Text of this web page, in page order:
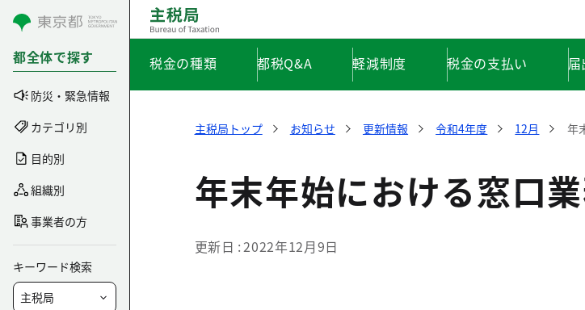
コンテンツにスキップ
都全体で探す
防災・緊急情報
カテゴリ別
目的別
組織別
事業者の方
キーワード検索
税金の種類 都税Q&A 軽減制度 税金の支払い
主税局トップ お知らせ 更新情報 令和4年度 12月 年
年末年始における窓口
更新日 2022年12月9日